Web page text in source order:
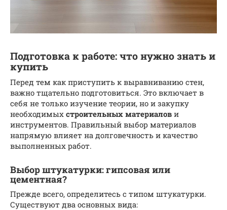
Подготовка к работе: что нужно знать и
купить
Перед тем как приступить к выравниванию стен,
важно тщательно подготовиться. Это включает в
себя не только изучение теории, но и закупку
необходимых строительных материалов и
инструментов. Правильный выбор материалов
напрямую влияет на долговечность и качество
выполненных работ.
Выбор штукатурки: гипсовая или
цементная?
Прежде всего, определитесь с типом штукатурки.
Существуют два основных вида: